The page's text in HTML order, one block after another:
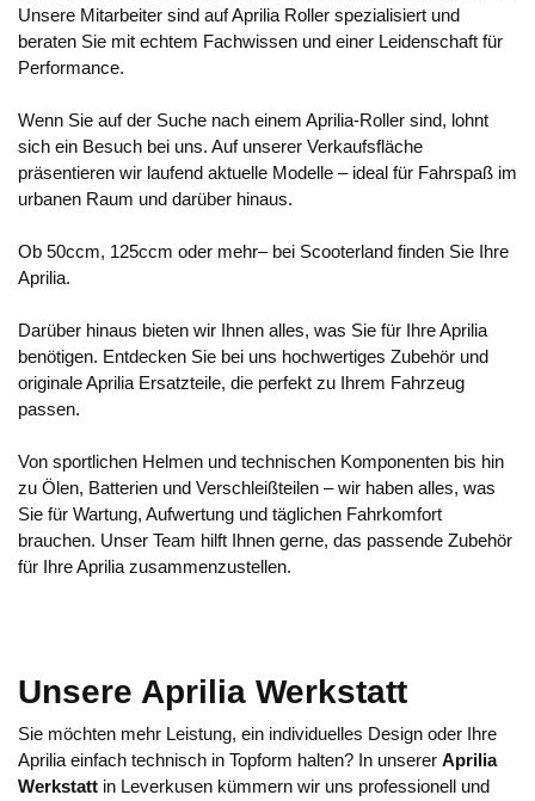
Unsere Mitarbeiter sind auf Aprilia Roller spezialisiert und
beraten Sie mit echtem Fachwissen und einer Leidenschaft für
Performance.
Wenn Sie auf der Suche nach einem Aprilia-Roller sind, lohnt
sich ein Besuch bei uns. Auf unserer Verkaufsfläche
präsentieren wir laufend aktuelle Modelle – ideal für Fahrspaß im
urbanen Raum und darüber hinaus.
Ob 50ccm, 125ccm oder mehr– bei Scooterland finden Sie Ihre
Aprilia.
Darüber hinaus bieten wir Ihnen alles, was Sie für Ihre Aprilia
benötigen. Entdecken Sie bei uns hochwertiges Zubehör und
originale Aprilia Ersatzteile, die perfekt zu Ihrem Fahrzeug
passen.
Von sportlichen Helmen und technischen Komponenten bis hin
zu Ölen, Batterien und Verschleißteilen – wir haben alles, was
Sie für Wartung, Aufwertung und täglichen Fahrkomfort
brauchen. Unser Team hilft Ihnen gerne, das passende Zubehör
für Ihre Aprilia zusammenzustellen.
Unsere Aprilia Werkstatt
Sie möchten mehr Leistung, ein individuelles Design oder Ihre
Aprilia einfach technisch in Topform halten? In unserer Aprilia
Werkstatt in Leverkusen kümmern wir uns professionell und